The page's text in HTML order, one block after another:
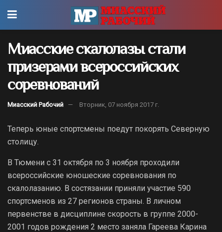
Миасские скалолазы стали
призерами всероссийских
соревнований
Миасский Рабочий Вторник, 07 ноября 2017 г.
Теперь юные спортсмены поедут покорять Северную
столицу.
В Тюмени с 31 октября по 3 ноября проходили
всероссийские юношеские соревнования по
скалолазанию. В состязании приняли участие 590
спортсменов из 27 регионов страны. В личном
первенстве в дисциплине скорость в группе 2000-
2001 годов рождения 2 место заняла Гареева Карина